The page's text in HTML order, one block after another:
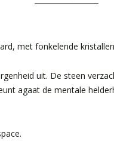
met fonkelende
uit. De steen
agaat de mentale